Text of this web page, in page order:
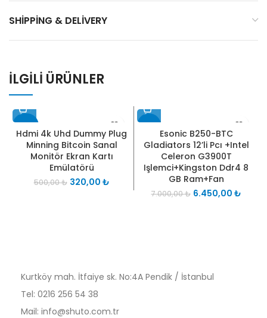
SHIPPING & DELIVERY
İLGILI ÜRÜNLER
- 36%
Hdmi 4k Uhd Dummy Plug
Minning Bitcoin Sanal
Monitör Ekran Kartı
Emülatörü
500,00₺ 320,00 ₺
- 8%
Esonic B250-BTC
Gladiators 12’li Pcı +Intel
Celeron G3900T
Işlemci+Kingston Ddr4 8
GB Ram+Fan
7.000,00₺ 6.450,00 ₺
Kurtköy mah. İtfaiye sk. No:4A Pendik / İstanbul
Tel: 0216 256 54 38
Mail: info@shuto.com.tr